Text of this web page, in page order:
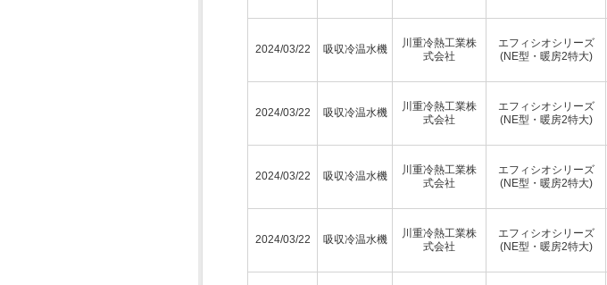
2024/03/22 吸収冷温水機
川重冷熱工業株
式会社
エフィシオシリーズ
(NE型・暖房2特大)
2024/03/22 吸収冷温水機
川重冷熱工業株
式会社
エフィシオシリーズ
(NE型・暖房2特大)
2024/03/22 吸収冷温水機
川重冷熱工業株
式会社
エフィシオシリーズ
(NE型・暖房2特大)
2024/03/22 吸収冷温水機
川重冷熱工業株
式会社
エフィシオシリーズ
(NE型・暖房2特大)